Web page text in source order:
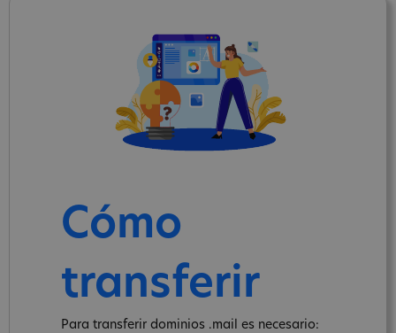
Cómo
transferir
Para transferir dominios .mail es necesario: